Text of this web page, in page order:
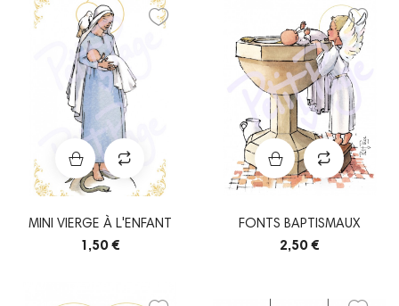
MINI VIERGE À L'ENFANT
1,50 €
FONTS BAPTISMAUX
2,50 €